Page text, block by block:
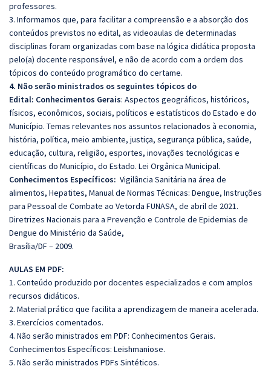
professores.
3. Informamos que, para facilitar a compreensão e a absorção dos
conteúdos previstos no edital, as videoaulas de determinadas
disciplinas foram organizadas com base na lógica didática proposta
pelo(a) docente responsável, e não de acordo com a ordem dos
tópicos do conteúdo programático do certame.
4. Não serão ministrados os seguintes tópicos do
Edital: Conhecimentos Gerais: Aspectos geográficos, históricos,
físicos, econômicos, sociais, políticos e estatísticos do Estado e do
Município. Temas relevantes nos assuntos relacionados à economia,
história, política, meio ambiente, justiça, segurança pública, saúde,
educação, cultura, religião, esportes, inovações tecnológicas e
científicas do Município, do Estado. Lei Orgânica Municipal.
Conhecimentos Específicos: Vigilância Sanitária na área de
alimentos, Hepatites, Manual de Normas Técnicas: Dengue, Instruções
para Pessoal de Combate ao Vetorda FUNASA, de abril de 2021.
Diretrizes Nacionais para a Prevenção e Controle de Epidemias de
Dengue do Ministério da Saúde,
Brasília/DF – 2009.
AULAS EM PDF:
1. Conteúdo produzido por docentes especializados e com amplos
recursos didáticos.
2. Material prático que facilita a aprendizagem de maneira acelerada.
3. Exercícios comentados.
4. Não serão ministrados em PDF: Conhecimentos Gerais.
Conhecimentos Específicos: Leishmaniose.
5. Não serão ministrados PDFs Sintéticos.